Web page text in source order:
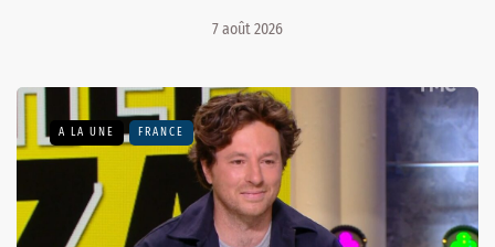
7 août 2026
A LA UNE FRANCE